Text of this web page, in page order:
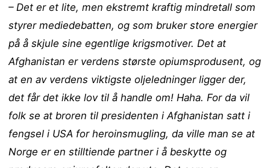
– Det er et lite, men ekstremt kraftig mindretall som
styrer mediedebatten, og som bruker store energier
på å skjule sine egentlige krigsmotiver. Det at
Afghanistan er verdens største opiumsprodusent, og
at en av verdens viktigste oljeledninger ligger der,
det får det ikke lov til å handle om! Haha. For da vil
folk se at broren til presidenten i Afghanistan satt i
fengsel i USA for heroinsmugling, da ville man se at
Norge er en stilltiende partner i å beskytte og